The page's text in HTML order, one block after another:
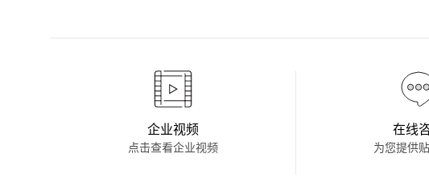
企业视频
点击查看企业视频
在线
为您提供